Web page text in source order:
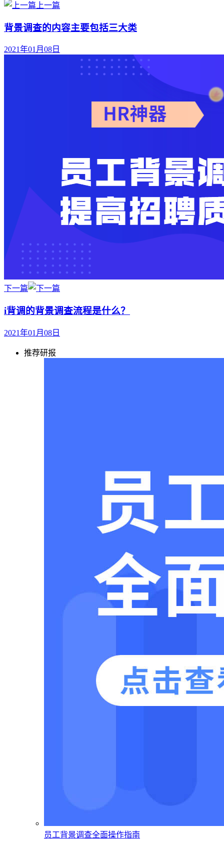
上一篇
背景调查的内容主要包括三大类
2021年01月08日
下一篇
i背调的背景调查流程是什么？
2021年01月08日
推荐研报
员工背景调查全面操作指南